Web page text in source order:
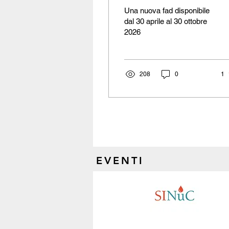
Una nuova fad disponibile
dal 30 aprile al 30 ottobre
2026
208 0 1
EVENTI